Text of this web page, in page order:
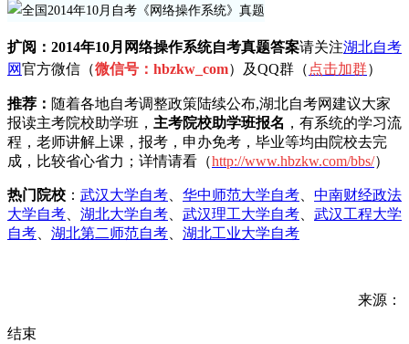
扩阅：2014年10月网络操作系统自考真题答案请关注湖北自考
网官方微信（微信号：hbzkw_com）及QQ群（ 点击加群）
推荐： 随着各地自考调整政策陆续公布,湖北自考网建议大家
报读主考院校助学班， 主考院校助学班报名 ，有系统的学习流
程，老师讲解上课，报考，申办免考，毕业等均由院校去完
成，比较省心省力；详情请看（http://www.hbzkw.com/bbs/）
热门院校 ： 武汉大学自考 华中师范大学自考
中南财经政法
大学自考
湖北大学自考 武汉理工大学自考
武汉工程大学
自考
湖北第二师范自考 湖北工业大学自考
来源：
结束